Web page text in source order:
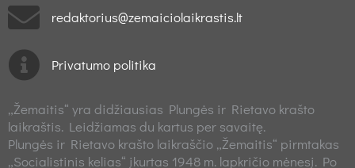
redaktorius@zemaiciolaikrastis.lt
Privatumo politika
„Žemaitis“ yra didžiausias Plungės ir Rietavo krašto
laikraštis. Leidžiamas du kartus per savaitę.
Plungės ir Rietavo krašto laikraščio „Žemaitis“ pirmtakas
„Socialistinis kelias“ įkurtas 1948 m. lapkričio mėnesį. Po